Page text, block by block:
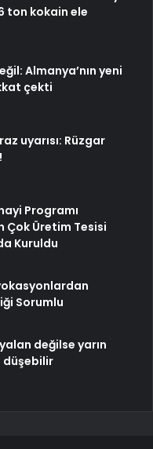
ton kokain ele
Almanya’nın yeni
çekti
uyarısı: Rüzgar
Programı
Çok Üretim Tesisi
Kuruldu
Sorumlu
değilse yarın
düşebilir